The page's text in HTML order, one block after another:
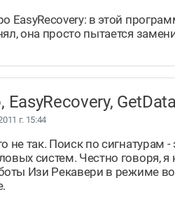
EasyRecovery: в этой
она просто пытается
EasyRecovery,
г. 15:44
не так. Поиск по сигнатурам
систем. Честно говоря,
Изи Рекавери в режиме